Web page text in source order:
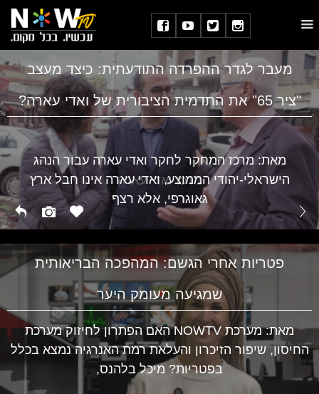
מעבר לגדר ההפרדה התודעתית: כיצד מעצב
"ציר 65" את התדמית הציבורית של ואדי עארה?
מרכז ואדי עארה
מאת: מרכז המחקר לחקר ואדי עארה עבור הנהג
הישראלי-יהודי הממוצע, ואדי עארה אינו חבל ארץ
גאוגרפי, אלא רצף
פטריות אחרי הגשם: המהפכה הבריאותית
שמגיעה מעומק היער
מאת: מערכת NOWTV האם הפתרון לחיזוק מערכת
החיסון, שיפור הזיכרון והעלאת רמת האנרגיה נמצא בכלל
בפטריות? מיכל בלהנס,